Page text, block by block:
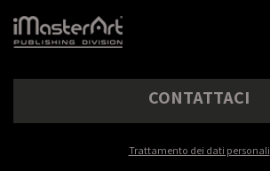
CONTATTACI
Trattamento dei dati personali